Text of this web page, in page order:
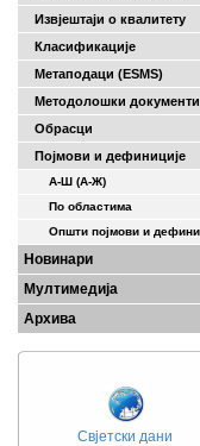
Извјештаји о квалитету
Класификације
Метаподаци (ESMS)
Методолошки документи
Обрасци
Појмови и дефиниције
А-Ш (A-Ж)
По областима
Општи појмови и
Новинари
Мултимедија
Архива
Свјетски дани